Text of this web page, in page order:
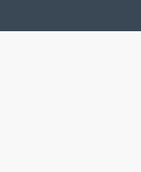
ta
prin email.
de tine ca adresa de